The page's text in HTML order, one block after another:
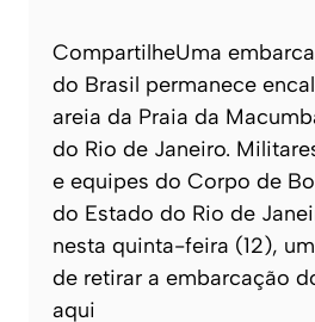
CompartilheUma
do Brasil permanece
areia da Praia da
do Rio de Janeiro.
e equipes do Corpo de
do Estado do Rio de
nesta quinta-feira (12),
de retirar a embarcação
aqui